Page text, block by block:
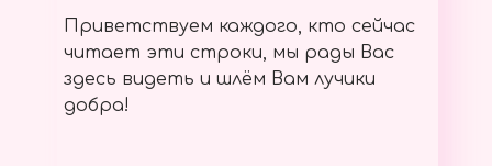
Приветствуем каждого, кто сейчас
читает эти строки, мы рады Вас
здесь видеть и шлём Вам лучики
добра!